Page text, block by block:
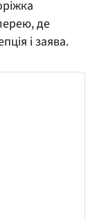
де
і заява.